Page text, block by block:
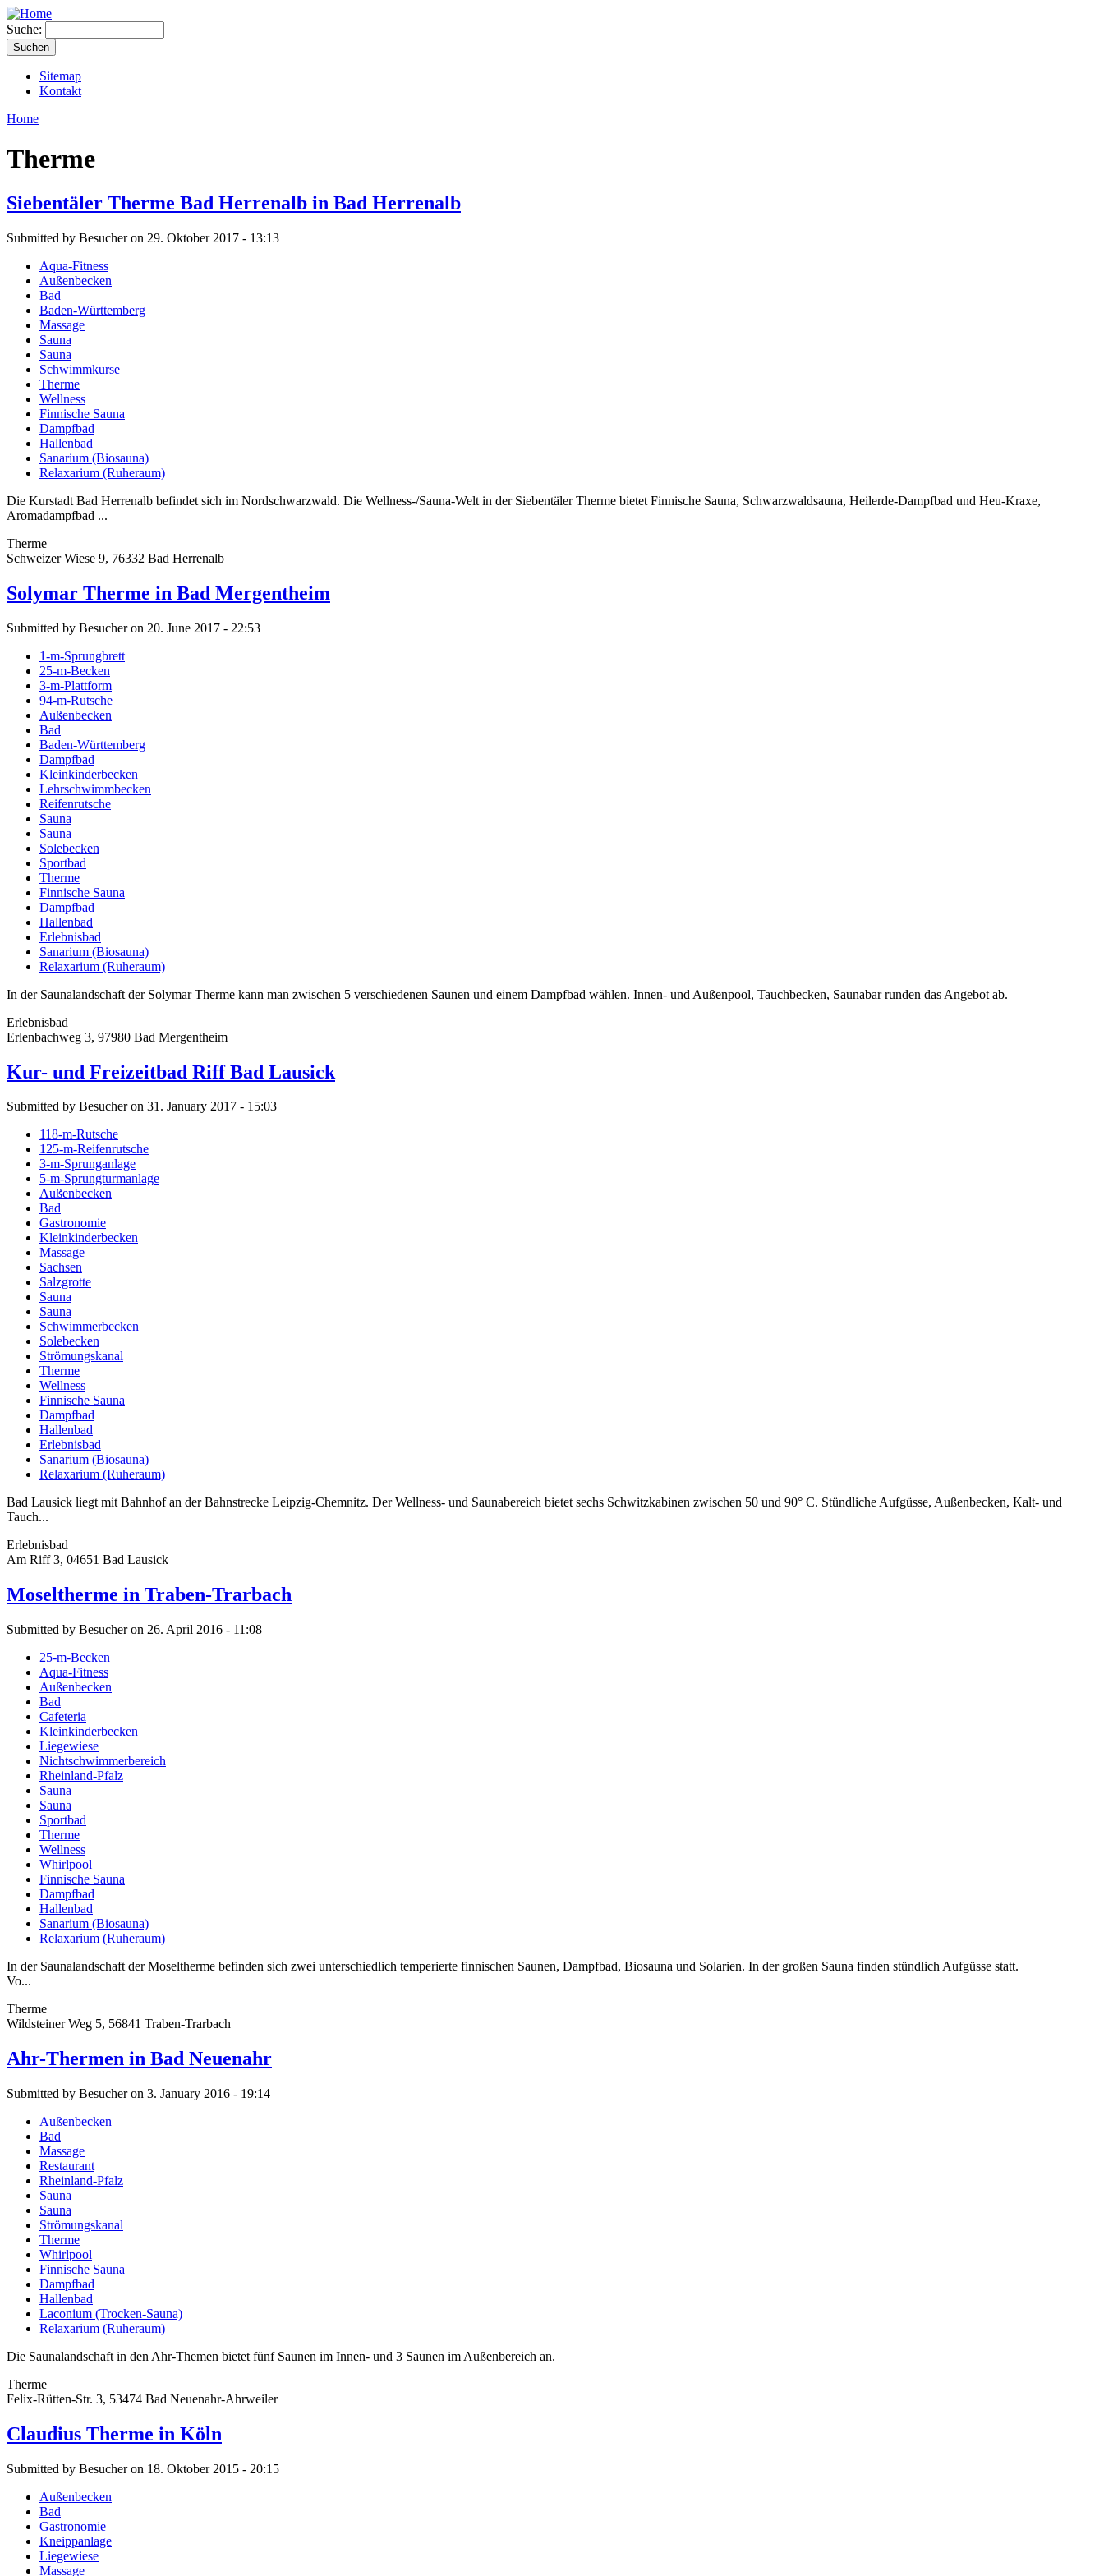
Suche:
Sitemap
Kontakt
Home
Therme
Siebentäler Therme Bad Herrenalb in Bad Herrenalb
Submitted by Besucher on 29. Oktober 2017 - 13:13
Aqua-Fitness
Außenbecken
Bad
Baden-Württemberg
Massage
Sauna
Sauna
Schwimmkurse
Therme
Wellness
Finnische Sauna
Dampfbad
Hallenbad
Sanarium (Biosauna)
Relaxarium (Ruheraum)
Die Kurstadt Bad Herrenalb befindet sich im Nordschwarzwald. Die Wellness-/Sauna-Welt in der Siebentäler Therme bietet Finnische Sauna, Schwarzwaldsauna, Heilerde-Dampfbad und Heu-Kraxe,
Aromadampfbad ...
Therme
Schweizer Wiese 9, 76332 Bad Herrenalb
Solymar Therme in Bad Mergentheim
Submitted by Besucher on 20. June 2017 - 22:53
1-m-Sprungbrett
25-m-Becken
3-m-Plattform
94-m-Rutsche
Außenbecken
Bad
Baden-Württemberg
Dampfbad
Kleinkinderbecken
Lehrschwimmbecken
Reifenrutsche
Sauna
Sauna
Solebecken
Sportbad
Therme
Finnische Sauna
Dampfbad
Hallenbad
Erlebnisbad
Sanarium (Biosauna)
Relaxarium (Ruheraum)
In der Saunalandschaft der Solymar Therme kann man zwischen 5 verschiedenen Saunen und einem Dampfbad wählen. Innen- und Außenpool, Tauchbecken, Saunabar runden das Angebot ab.
Erlebnisbad
Erlenbachweg 3, 97980 Bad Mergentheim
Kur- und Freizeitbad Riff Bad Lausick
Submitted by Besucher on 31. January 2017 - 15:03
118-m-Rutsche
125-m-Reifenrutsche
3-m-Sprunganlage
5-m-Sprungturmanlage
Außenbecken
Bad
Gastronomie
Kleinkinderbecken
Massage
Sachsen
Salzgrotte
Sauna
Sauna
Schwimmerbecken
Solebecken
Strömungskanal
Therme
Wellness
Finnische Sauna
Dampfbad
Hallenbad
Erlebnisbad
Sanarium (Biosauna)
Relaxarium (Ruheraum)
Bad Lausick liegt mit Bahnhof an der Bahnstrecke Leipzig-Chemnitz. Der Wellness- und Saunabereich bietet sechs Schwitzkabinen zwischen 50 und 90° C. Stündliche Aufgüsse, Außenbecken, Kalt- und
Tauch...
Erlebnisbad
Am Riff 3, 04651 Bad Lausick
Moseltherme in Traben-Trarbach
Submitted by Besucher on 26. April 2016 - 11:08
25-m-Becken
Aqua-Fitness
Außenbecken
Bad
Cafeteria
Kleinkinderbecken
Liegewiese
Nichtschwimmerbereich
Rheinland-Pfalz
Sauna
Sauna
Sportbad
Therme
Wellness
Whirlpool
Finnische Sauna
Dampfbad
Hallenbad
Sanarium (Biosauna)
Relaxarium (Ruheraum)
In der Saunalandschaft der Moseltherme befinden sich zwei unterschiedlich temperierte finnischen Saunen, Dampfbad, Biosauna und Solarien. In der großen Sauna finden stündlich Aufgüsse statt.
Vo...
Therme
Wildsteiner Weg 5, 56841 Traben-Trarbach
Ahr-Thermen in Bad Neuenahr
Submitted by Besucher on 3. January 2016 - 19:14
Außenbecken
Bad
Massage
Restaurant
Rheinland-Pfalz
Sauna
Sauna
Strömungskanal
Therme
Whirlpool
Finnische Sauna
Dampfbad
Hallenbad
Laconium (Trocken-Sauna)
Relaxarium (Ruheraum)
Die Saunalandschaft in den Ahr-Themen bietet fünf Saunen im Innen- und 3 Saunen im Außenbereich an.
Therme
Felix-Rütten-Str. 3, 53474 Bad Neuenahr-Ahrweiler
Claudius Therme in Köln
Submitted by Besucher on 18. Oktober 2015 - 20:15
Außenbecken
Bad
Gastronomie
Kneippanlage
Liegewiese
Massage